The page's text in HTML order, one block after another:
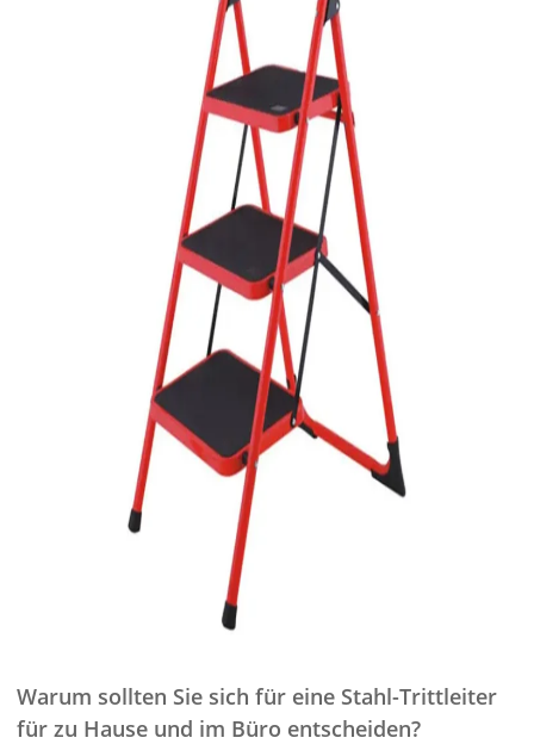
Warum sollten Sie sich für eine Stahl-Trittleiter
für zu Hause und im Büro entscheiden?